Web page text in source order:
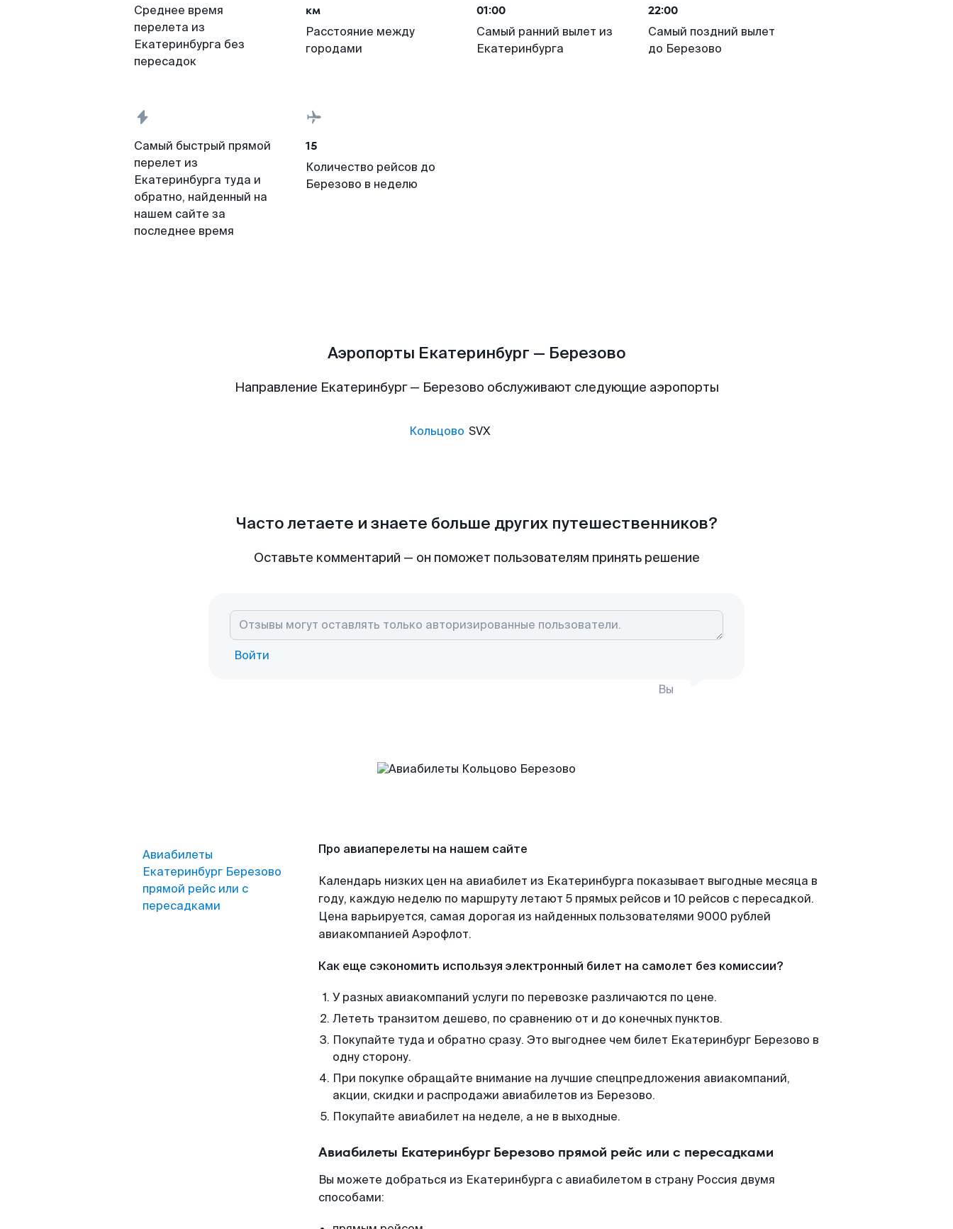
Среднее время
перелета из
Екатеринбурга без
пересадок
км
Расстояние между
городами
01:00
Самый ранний вылет из
Екатеринбурга
22:00
Самый поздний вылет
до Березово
Самый быстрый прямой
перелет из
Екатеринбурга туда и
обратно, найденный на
нашем сайте за
последнее время
15
Количество рейсов до
Березово в неделю
Аэропорты Екатеринбург — Березово
Направление Екатеринбург — Березово обслуживают следующие аэропорты
Кольцово SVX
Часто летаете и знаете больше других путешественников?
Оставьте комментарий — он поможет пользователям принять решение
Войти
Вы
Авиабилеты
Екатеринбург Березово
прямой рейс или с
пересадками
Про авиаперелеты на нашем сайте
Календарь низких цен на авиабилет из Екатеринбурга показывает выгодные месяца в
году, каждую неделю по маршруту летают 5 прямых рейсов и 10 рейсов с пересадкой.
Цена варьируется, самая дорогая из найденных пользователями 9000 рублей
авиакомпанией Аэрофлот.
Как еще сэкономить используя электронный билет на самолет без комиссии?
У разных авиакомпаний услуги по перевозке различаются по цене.
Лететь транзитом дешево, по сравнению от и до конечных пунктов.
Покупайте туда и обратно сразу. Это выгоднее чем билет Екатеринбург Березово в
одну сторону.
При покупке обращайте внимание на лучшие спецпредложения авиакомпаний,
акции, скидки и распродажи авиабилетов из Березово.
Покупайте авиабилет на неделе, а не в выходные.
Авиабилеты Екатеринбург Березово прямой рейс или с пересадками
Вы можете добраться из Екатеринбурга с авиабилетом в страну Россия двумя
способами: